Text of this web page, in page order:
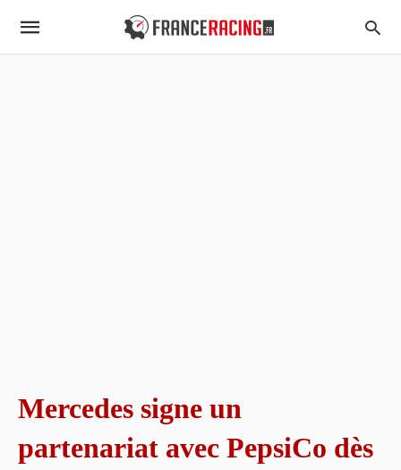
Mercedes signe un
partenariat avec PepsiCo dès